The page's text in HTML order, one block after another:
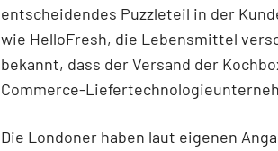
entscheidendes Puzzleteil in der
wie HelloFresh, die Lebensmittel
bekannt, dass der Versand der
Commerce-
Die Londoner haben laut eigenen